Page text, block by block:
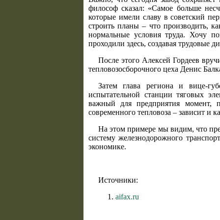
философ сказал: «Самое больше
которые имели славу в советский
строить планы – что производить,
нормальные условия труда. Хочу
проходили здесь, создавая трудовые
После этого Алексей Гордеев
тепловозосборочного цеха Денис
Затем глава региона и вице-
испытательной станции тяговых
важный для предприятия момент,
современного тепловоза – зависит и
На этом примере мы видим, что
систему железнодорожного
экономике.
Источники:
aifax.ru